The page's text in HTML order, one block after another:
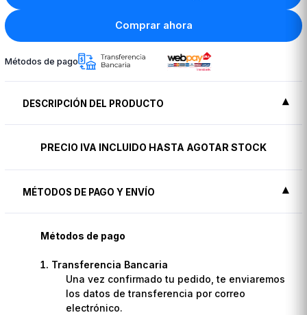
Comprar ahora
Métodos de pago
DESCRIPCIÓN DEL PRODUCTO
PRECIO IVA INCLUIDO HASTA AGOTAR STOCK
MÉTODOS DE PAGO Y ENVÍO
Métodos de pago
Transferencia Bancaria
Una vez confirmado tu pedido, te enviaremos
los datos de transferencia por correo
electrónico.